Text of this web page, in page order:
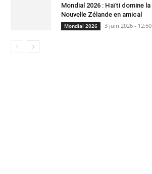
Mondial 2026 : Haïti domine la
Nouvelle Zélande en amical
Mondial 2026 3 juin 2026 - 12:50